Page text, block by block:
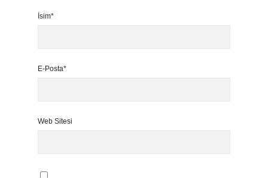
İsim*
E-Posta*
Web Sitesi